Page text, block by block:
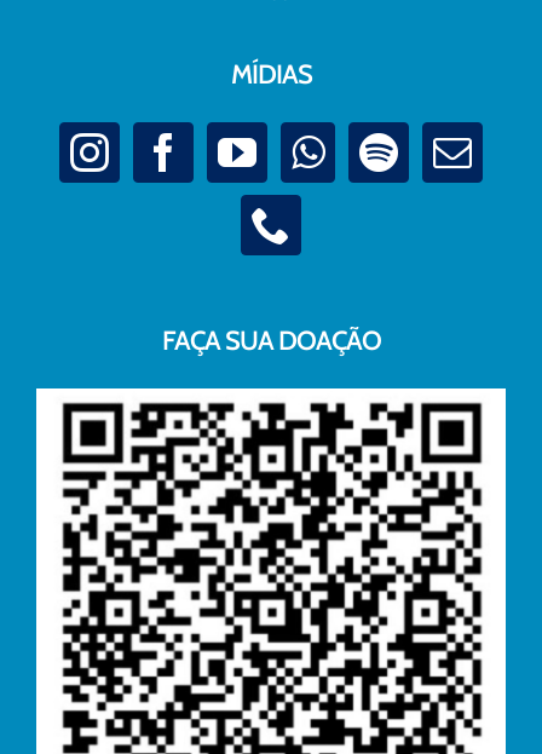
MÍDIAS
FAÇA SUA DOAÇÃO